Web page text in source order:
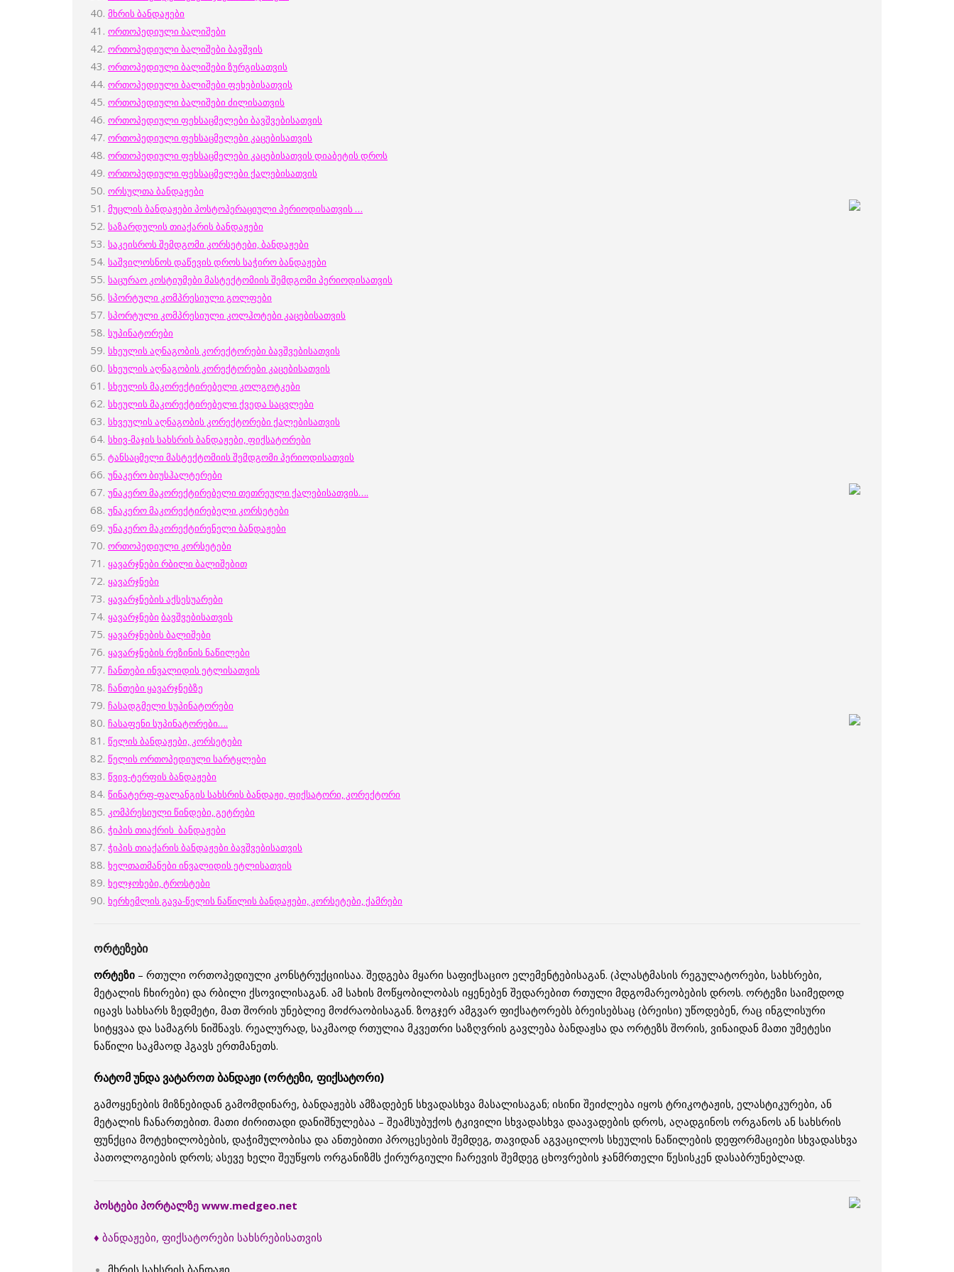
მხრის ბანდაჟები
ორთოპედიული ბალიშები
ორთოპედიული ბალიშები ბავშვის
ორთოპედიული ბალიშები ზურგისათვის
ორთოპედიული ბალიშები ფეხებისათვის
ორთოპედიული ბალიშები ძილისათვის
ორთოპედიული ფეხსაცმელები ბავშვებისათვის
ორთოპედიული ფეხსაცმელები კაცებისათვის
ორთოპედიული ფეხსაცმელები კაცებისათვის დიაბეტის დროს
ორთოპედიული ფეხსაცმელები ქალებისათვის
ორსულთა ბანდაჟები
მუცლის ბანდაჟები პოსტოპერაციული პერიოდისათვის …
საზარდულის თიაქარის ბანდაჟები
საკეისროს შემდგომი კორსეტები, ბანდაჟები
საშვილოსნოს დაწევის დროს საჭირო ბანდაჟები
საცურაო კოსტიუმები მასტექტომიის შემდგომი პერიოდისათვის
სპორტული კომპრესიული გოლფები
სპორტული კომპრესიული კოლჰოტები კაცებისათვის
სუპინატორები
სხეულის აღნაგობის კორექტორები ბავშვებისათვის
სხეულის აღნაგობის კორექტორები კაცებისათვის
სხეულის მაკორექტირებელი კოლგოტკები
სხეულის მაკორექტირებელი ქვედა საცვლები
სხვეულის აღნაგობის კორექტორები ქალებისათვის
სხივ-მაჯის სახსრის ბანდაჟები, ფიქსატორები
ტანსაცმელი მასტექტომიის შემდგომი პერიოდისათვის
უნაკერო ბიუსჰალტერები
უნაკერო მაკორექტირებელი თეთრეული ქალებისათვის….
უნაკერო მაკორექტირებელი კორსეტები
უნაკერო მაკორექტირენელი ბანდაჟები
ორთოპედიული კორსეტები
ყავარჯნები რბილი ბალიშებით
ყავარჯნები
ყავარჯნების აქსესუარები
ყავარჯნები ბავშვებისათვის
ყავარჯნების ბალიშები
ყავარჯნების რეზინის ნაწილები
ჩანთები ინვალიდის ეტლისათვის
ჩანთები ყავარჯნებზე
ჩასადგმელი სუპინატორები
ჩასაფენი სუპინატორები….
წელის ბანდაჟები, კორსეტები
წელის ორთოპედიული სარტყლები
წვივ-ტერფის ბანდაჟები
წინატერფ-ფალანგის სახსრის ბანდაჟი, ფიქსატორი, კორექტორი
კომპრესიული წინდები, გეტრები
ჭიპის თიაქრის ბანდაჟები
ჭიპის თიაქარის ბანდაჟები ბავშვებისათვის
ხელთათმანები ინვალიდის ეტლისათვის
ხელჯოხები, ტროსტები
ხერხემლის გავა-წელის ნაწილის ბანდაჟები, კორსეტები, ქამრები
ორტეზები
ორტეზი – რთული ორთოპედიული კონსტრუქციისაა. შედგება მყარი საფიქსაციო ელემენტებისაგან. (პლასტმასის რეგულატორები, სახსრები,
მეტალის ჩხირები) და რბილი ქსოვილისაგან. ამ სახის მოწყობილობას იყენებენ შედარებით რთული მდგომარეობების დროს. ორტეზი საიმედოდ
იცავს სახსარს ზედმეტი, მათ შორის უნებლიე მოძრაობისაგან. ზოგჯერ ამგვარ ფიქსატორებს ბრეისებსაც (ბრეისი) უწოდებენ, რაც ინგლისური
სიტყვაა და სამაგრს ნიშნავს. რეალურად, საკმაოდ რთულია მკვეთრი საზღვრის გავლება ბანდაჟსა და ორტეზს შორის, ვინაიდან მათი უმეტესი
ნაწილი საკმაოდ ჰგავს ერთმანეთს.
რატომ უნდა ვატაროთ ბანდაჟი (ორტეზი, ფიქსატორი)
გამოყენების მიზნებიდან გამომდინარე, ბანდაჟებს ამზადებენ სხვადასხვა მასალისაგან; ისინი შეიძლება იყოს ტრიკოტაჟის, ელასტიკურები, ან
მეტალის ჩანართებით. მათი ძირითადი დანიშნულებაა – შეამსუბუქოს ტკივილი სხვადასხვა დაავადების დროს, აღადგინოს ორგანოს ან სახსრის
ფუნქცია მოტეხილობების, დაჭიმულობისა და ანთებითი პროცესების შემდეგ, თავიდან აგვაცილოს სხეულის ნაწილების დეფორმაციები სხვადასხვა
პათოლოგიების დროს; ასევე ხელი შეუწყოს ორგანიზმს ქირურგიული ჩარევის შემდეგ ცხოვრების ჯანმრთელი წესისკენ დასაბრუნებლად.
პოსტები პორტალზე www.medgeo.net
♦ ბანდაჟები, ფიქსატორები სახსრებისათვის